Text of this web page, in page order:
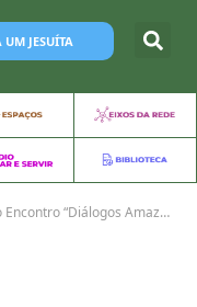
UM JESUÍTA
Amazônicos” em Belém (PA)